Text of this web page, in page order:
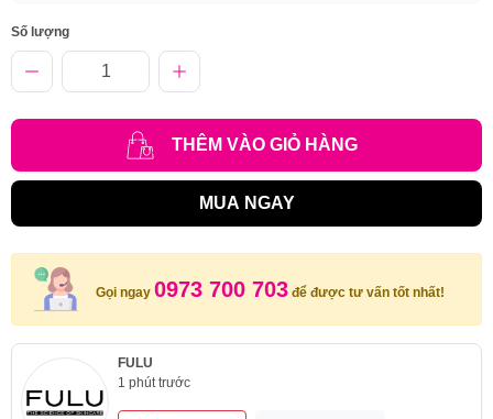
Số lượng
THÊM VÀO GIỎ HÀNG
MUA NGAY
Gọi ngay 0973 700 703 để được tư vấn tốt nhất!
FULU
1 phút trước